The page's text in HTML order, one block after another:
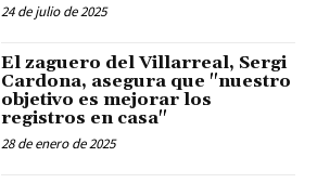
24 de julio de 2025
El zaguero del Villarreal, Sergi
Cardona, asegura que "nuestro
objetivo es mejorar los
registros en casa"
28 de enero de 2025